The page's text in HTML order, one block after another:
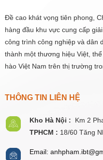
Đề cao khát vọng tiên phong,
hàng đầu khu vực cung cấp
công trình công nghiệp và dân
thành một thương hiệu Việt,
hào Việt Nam trên thị trường
THÔNG TIN LIÊN HỆ
Kho Hà Nội : Km 2
TPHCM : 18/60 Tăng
Email: